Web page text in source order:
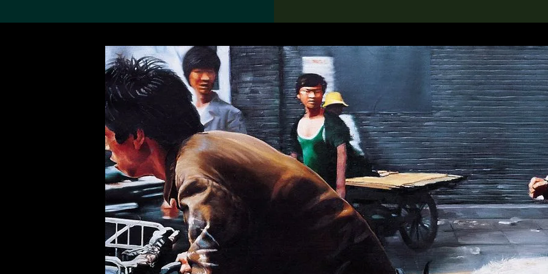
搜索M+藏品 Search the Collection
19,052項結果
關於M+藏品
探索世界頂級的二十及二十
一世紀視覺文化藏品。